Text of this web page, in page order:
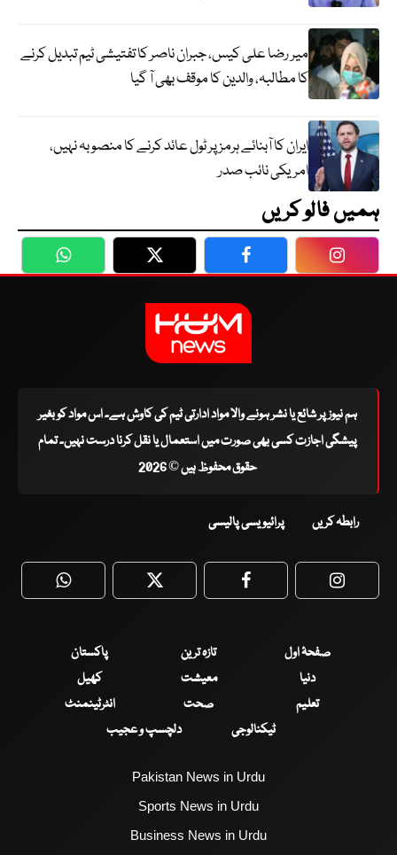
میر رضا علی کیس، جبران ناصر کا تفتیشی ٹیم تبدیل کرنے
کا مطالبہ، والدین کا موقف بھی آ گیا
ایران کا آبنائے ہرمز پر ٹول عائد کرنے کا منصوبہ نہیں،
امریکی نائب صدر
ہمیں فالو کریں
WhatsApp Twitter Facebook
ہم نیوز پر شائع یا نشر ہونے والا مواد ادارتی ٹیم کی کاوش ہے۔ اس مواد کو بغیر
پیشگی اجازت کسی بھی صورت میں استعمال یا نقل کرنا درست نہیں۔ تمام
حقوق محفوظ ہیں © 2026
رابطہ کریں پرائیویسی پالیسی
WhatsApp Twitter Facebook
صفحۂ اول تازہ ترین
پاکستان
دنیا
معیشت
کھیل
تعلیم
صحت
انٹرٹینمنٹ
ٹیکنالوجی
دلچسپ و عجیب
Pakistan News in Urdu
Sports News in Urdu
Business News in Urdu